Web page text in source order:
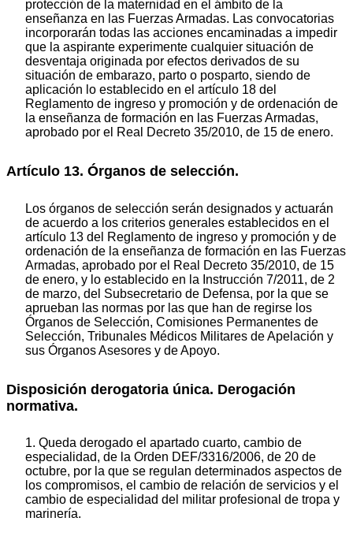
protección de la maternidad en el ámbito de la
enseñanza en las Fuerzas Armadas. Las convocatorias
incorporarán todas las acciones encaminadas a impedir
que la aspirante experimente cualquier situación de
desventaja originada por efectos derivados de su
situación de embarazo, parto o posparto, siendo de
aplicación lo establecido en el artículo 18 del
Reglamento de ingreso y promoción y de ordenación de
la enseñanza de formación en las Fuerzas Armadas,
aprobado por el Real Decreto 35/2010, de 15 de enero.
Artículo 13. Órganos de selección.
Los órganos de selección serán designados y actuarán
de acuerdo a los criterios generales establecidos en el
artículo 13 del Reglamento de ingreso y promoción y de
ordenación de la enseñanza de formación en las Fuerzas
Armadas, aprobado por el Real Decreto 35/2010, de 15
de enero, y lo establecido en la Instrucción 7/2011, de 2
de marzo, del Subsecretario de Defensa, por la que se
aprueban las normas por las que han de regirse los
Órganos de Selección, Comisiones Permanentes de
Selección, Tribunales Médicos Militares de Apelación y
sus Órganos Asesores y de Apoyo.
Disposición derogatoria única. Derogación
normativa.
1. Queda derogado el apartado cuarto, cambio de
especialidad, de la Orden DEF/3316/2006, de 20 de
octubre, por la que se regulan determinados aspectos de
los compromisos, el cambio de relación de servicios y el
cambio de especialidad del militar profesional de tropa y
marinería.